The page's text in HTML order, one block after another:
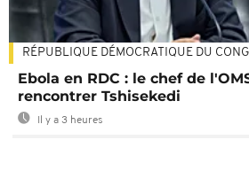
RÉPUBLIQUE DÉMOCRATIQUE DU
Ebola en RDC : le chef de
rencontrer Tshisekedi
Il y a 3 heures